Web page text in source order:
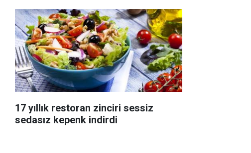
17 yıllık restoran zinciri sessiz
sedasız kepenk indirdi